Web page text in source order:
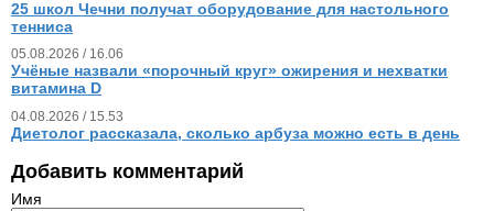
25 школ Чечни получат оборудование для настольного
тенниса
05.08.2026 / 16.06
Учёные назвали «порочный круг» ожирения и нехватки
витамина D
04.08.2026 / 15.53
Диетолог рассказала, сколько арбуза можно есть в день
Добавить комментарий
Имя